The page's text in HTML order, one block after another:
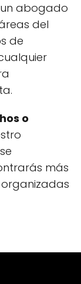
abogado
del
de
o
más